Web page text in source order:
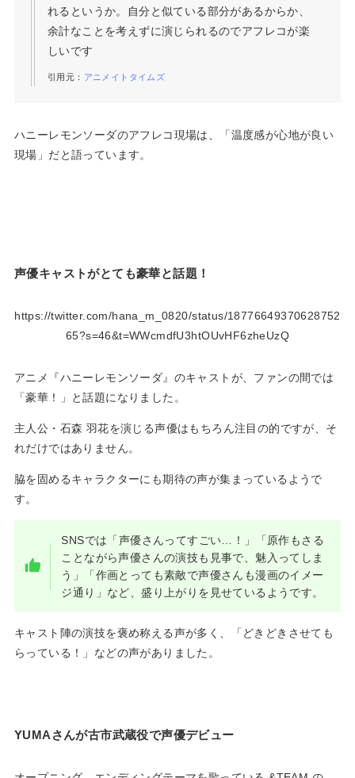
れるというか。自分と似ている部分があるからか、
余計なことを考えずに演じられるのでアフレコが楽
しいです
引用元： アニメイトタイムズ
ハニーレモンソーダのアフレコ現場は、「温度感が心地が良い
現場」だと語っています。
声優キャストがとても豪華と話題！
https://twitter.com/hana_m_0820/status/18776649370628752
65?s=46&t=WWcmdfU3htOUvHF6zheUzQ
アニメ『ハニーレモンソーダ』のキャストが、ファンの間では
「豪華！」と話題になりました。
主人公・石森 羽花を演じる声優はもちろん注目の的ですが、そ
れだけではありません。
脇を固めるキャラクターにも期待の声が集まっているようで
す。
SNSでは「声優さんってすごい‎…！」「原作もさる
ことながら声優さんの演技も見事で、魅入ってしま
う」「作画とっても素敵で声優さんも漫画のイメー
ジ通り」など、盛り上がりを見せているようです。
キャスト陣の演技を褒め称える声が多く、「どきどきさせても
らっている！」などの声がありました。
YUMAさんが古市武蔵役で声優デビュー